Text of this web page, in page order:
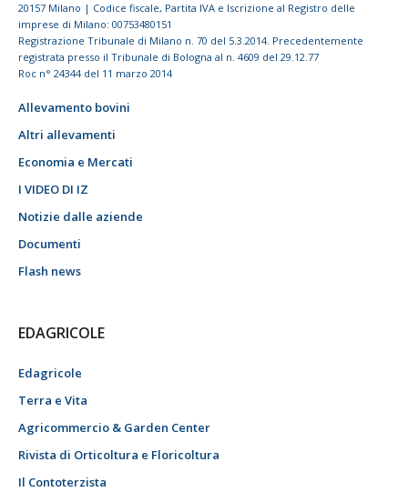
20157 Milano | Codice fiscale, Partita IVA e Iscrizione al Registro delle
imprese di Milano: 00753480151
Registrazione Tribunale di Milano n. 70 del 5.3.2014. Precedentemente
registrata presso il Tribunale di Bologna al n. 4609 del 29.12.77
Roc n° 24344 del 11 marzo 2014
Allevamento bovini
Altri allevamenti
Economia e Mercati
I VIDEO DI IZ
Notizie dalle aziende
Documenti
Flash news
EDAGRICOLE
Edagricole
Terra e Vita
Agricommercio & Garden Center
Rivista di Orticoltura e Floricoltura
Il Contoterzista